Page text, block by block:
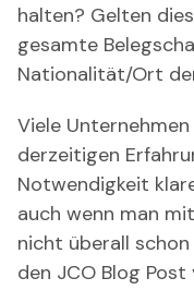
halten? Gelten
gesamte
Nationalität/Ort
Viele
derzeitigen
Notwendigkeit
auch wenn man
nicht überall
den JCO Blog